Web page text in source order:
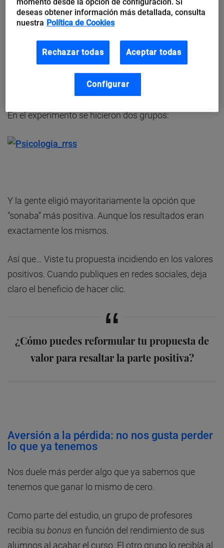
que puedes salvar seguro a un número de personas
pero otro muere, u otro en el que existe una
probabilidad de que se salven todos o mueran
todos… ¿Qué harías? Depende de las probabilidades,
claro. Pero también depende de cómo se formule el
En el experimento se hicieron dos grupos:
Y la gente eligió mayoritariamente la opción que
“sonaba” más positiva. Aunque los resultados eran
exactamente los mismos.
Así que… Viste tu propuesta incidiendo en los valores
positivos. Cuando publiques en redes sociales, deja
claro el beneficio de hacer clic.
¿Cómo puedes reformular tu propuesta de
valor para resaltar la parte positiva?
Aversión a la pérdida: no nos gusta perder
lo que ya tenemos
Nos duele más perder algo que ya sabemos que
tenemos que ganar lo mismo de cero.
Como parte del estudio, un grupo de profesores
recibía su bonus en función del rendimiento de sus
alumnos al acabar el curso. El otro grupo lo recibía al
deseas obtener información más detallada, consulta
nuestra Política de Cookies
Rechazar todas Aceptar todas
Configurar